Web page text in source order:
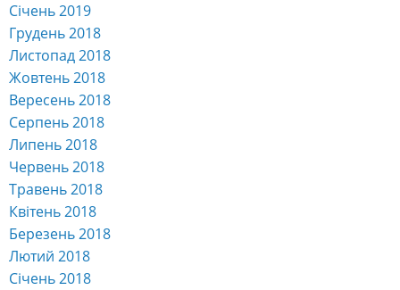
Січень 2019
Грудень 2018
Листопад 2018
Жовтень 2018
Вересень 2018
Серпень 2018
Липень 2018
Червень 2018
Травень 2018
Квітень 2018
Березень 2018
Лютий 2018
Січень 2018